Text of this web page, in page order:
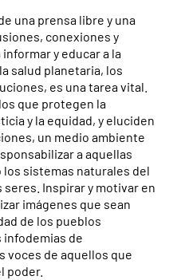
una prensa libre y una
conexiones y
y educar a la
salud planetaria, los
es una tarea vital.
que protegen la
y la equidad, y eluciden
un medio ambiente
a aquellas
sistemas naturales del
Inspirar y motivar en
imágenes que sean
de los pueblos
de
voces de aquellos que
poder.